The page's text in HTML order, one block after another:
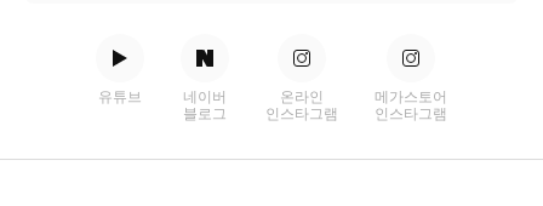
유튜브
네이버
블로그
온라인
인스타그램
메가스토어
인스타그램